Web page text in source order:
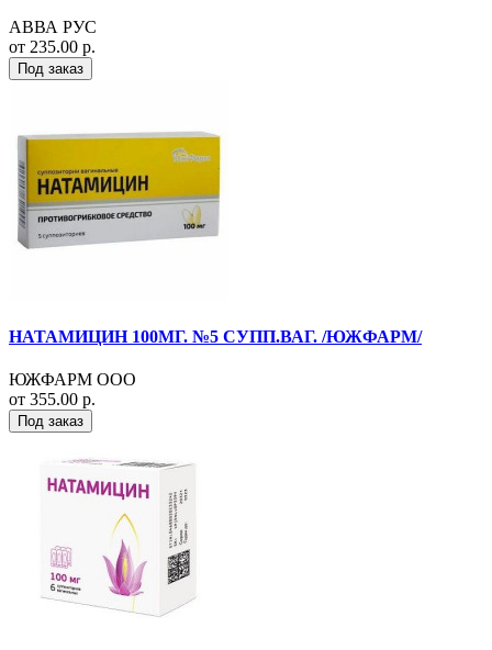
АВВА РУС
от 235.00 р.
Под заказ
НАТАМИЦИН 100МГ. №5 СУПП.ВАГ. /ЮЖФАРМ/
ЮЖФАРМ ООО
от 355.00 р.
Под заказ